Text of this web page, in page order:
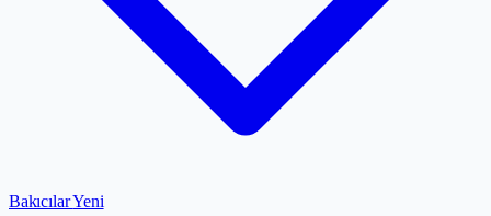
BakıcılarYeni